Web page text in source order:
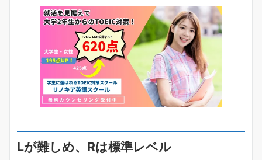
Lが難しめ、Rは標準レベル